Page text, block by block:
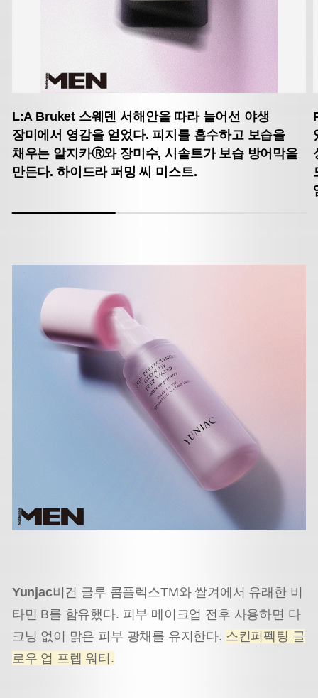
L:A Bruket스웨덴 서해안을 따라 늘어선 야생
장미에서 영감을 얻었다. 피지를 흡수하고 보습을
채우는 알지카Ⓡ와 장미수, 시솔트가 보습 방어막을
만든다. 하이드라 퍼밍 씨 미스트.
Yunjac비건 글루 콤플렉스TM와 쌀겨에서 유래한 비
타민 B를 함유했다. 피부 메이크업 전후 사용하면 다
크닝 없이 맑은 피부 광채를 유지한다. 스킨퍼펙팅 글
로우 업 프렙 워터.